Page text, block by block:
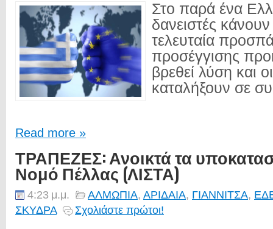
Στο παρά ένα
δανειστές
τελευταία
προσέγγισης
βρεθεί λύση και
καταλήξουν σε
Read more »
ΤΡΑΠΕΖΕΣ: Ανοικτά τα
Νομό Πέλλας (ΛΙΣΤΑ)
4:23 μ.μ. ΑΛΜΩΠΙΑ, ΑΡΙΔΑΙΑ, ΓΙΑΝΝΙΤΣΑ,
ΣΚΥΔΡΑ
Σχολιάστε πρώτοι!